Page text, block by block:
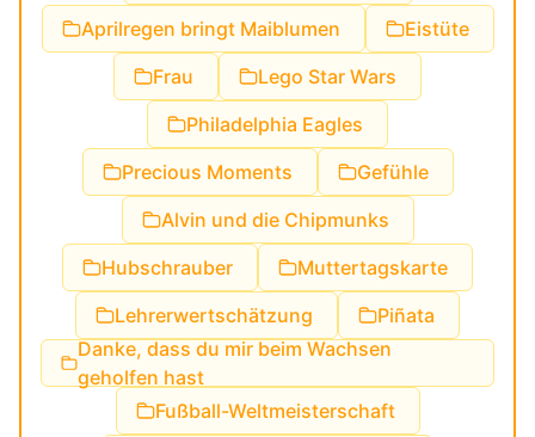
Aprilregen bringt Maiblumen
Eistüte
Frau
Lego Star Wars
Philadelphia Eagles
Precious Moments
Gefühle
Alvin und die Chipmunks
Hubschrauber
Muttertagskarte
Lehrerwertschätzung
Piñata
Danke, dass du mir beim Wachsen
geholfen hast
Fußball-Weltmeisterschaft